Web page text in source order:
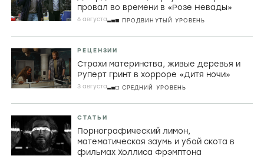
провал во времени в «Розе Невады»
6 августа ПРОДВИНУТЫЙ УРОВЕНЬ
РЕЦЕНЗИИ
Страхи материнства, живые деревья и
Руперт Гринт в хорроре «Дитя ночи»
3 августа СРЕДНИЙ УРОВЕНЬ
СТАТЬИ
Порнографический лимон,
математическая заумь и убой скота в
фильмах Холлиса Фрэмптона